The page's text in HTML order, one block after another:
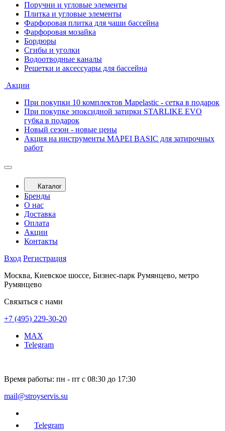
Поручни и угловые элементы
Плитка и угловые элементы
Фарфоровая плитка для чаши бассейна
Фарфоровая мозайка
Бордюры
Сгибы и уголки
Водоотводные каналы
Решетки и аксессуары для бассейна
Акции
При покупки 10 комплектов Mapelastic - сетка в подарок
При покупке эпоксидной затирки STARLIKE EVO
губка в подарок
Новый сезон - новые цены
Акция на инструменты MAPEI BASIC для затирочных
работ
Каталог
Бренды
О нас
Доставка
Оплата
Акции
Контакты
Вход Регистрация
Москва, Киевское шоссе, Бизнес-парк Румянцево, метро
Румянцево
Связаться с нами
+7 (495) 229-30-20
MAX
Telegram
Время работы: пн - пт с 08:30 до 17:30
mail@stroyservis.su
Telegram